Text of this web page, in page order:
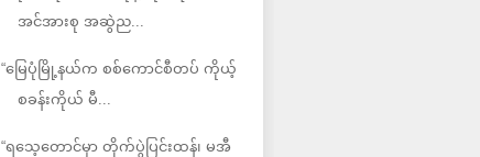
အင်အားစု အဆွဲည...
“မြေပုံမြို့နယ်က စစ်ကောင်စီတပ် ကိုယ့်
စခန်းကိုယ် မီ...
“ရသေ့တောင်မှာ တိုက်ပွဲပြင်းထန်၊ မအီ